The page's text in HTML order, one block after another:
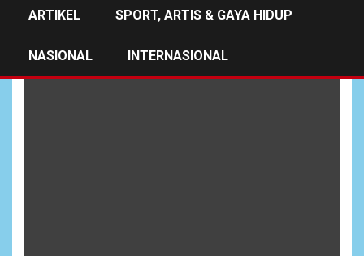
ARTIKEL SPORT, ARTIS & GAYA HIDUP
NASIONAL INTERNASIONAL
15/Matangkuli